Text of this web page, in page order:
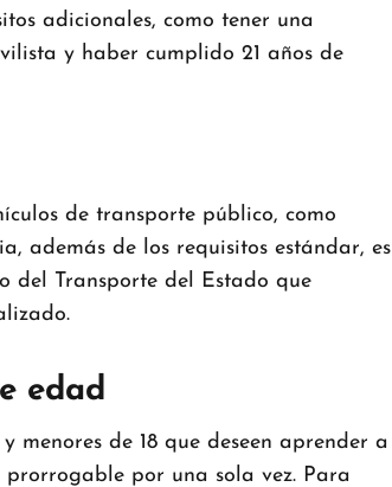
adicionales, como tener una
y haber cumplido 21 años de
de transporte público, como
además de los requisitos estándar, es
del Transporte del Estado que
edad
menores de 18 que deseen aprender a
prorrogable por una sola vez. Para